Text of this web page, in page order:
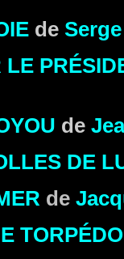
de
LE
de
DE
de
TORPÉDO